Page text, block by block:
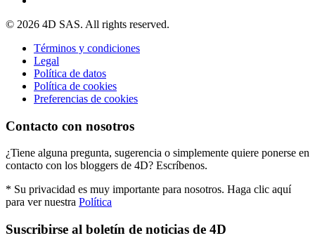
© 2026 4D SAS. All rights reserved.
Términos y condiciones
Legal
Política de datos
Política de cookies
Preferencias de cookies
Contacto con nosotros
¿Tiene alguna pregunta, sugerencia o simplemente quiere ponerse en
contacto con los bloggers de 4D? Escríbenos.
* Su privacidad es muy importante para nosotros. Haga clic aquí
para ver nuestra Política
Suscribirse al boletín de noticias de 4D